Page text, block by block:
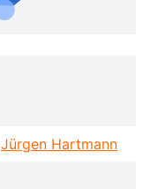
Jürgen Hartmann